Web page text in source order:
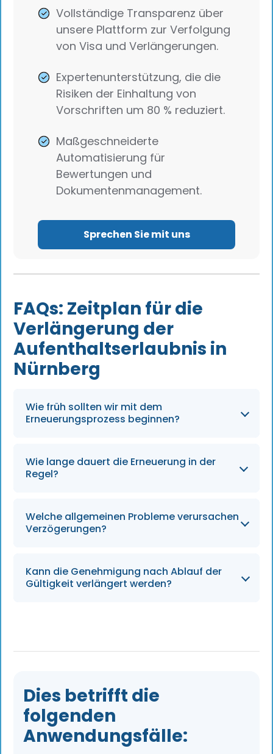
Vollständige Transparenz über
unsere Plattform zur Verfolgung
von Visa und Verlängerungen.
Expertenunterstützung, die die
Risiken der Einhaltung von
Vorschriften um 80 % reduziert.
Maßgeschneiderte
Automatisierung für
Bewertungen und
Dokumentenmanagement.
Sprechen Sie mit uns
FAQs: Zeitplan für die
Verlängerung der
Aufenthaltserlaubnis in
Nürnberg
Wie früh sollten wir mit dem
Erneuerungsprozess beginnen?
Idealerweise 6-8 Wochen vor Ablauf der
aktuellen Genehmigung.
Wie lange dauert die Erneuerung in der
Regel?
Etwa zwei Monate, abhängig von der
Vollständigkeit des Antrags.
Welche allgemeinen Probleme verursachen
Verzögerungen?
Fehlende Dokumente wie
Krankenversicherungsnachweise, nicht
Kann die Genehmigung nach Ablauf der
Gültigkeit verlängert werden?
Geldstrafen führen kann. Wenden Sie sich bei
Dies betrifft die
folgenden
Anwendungsfälle: